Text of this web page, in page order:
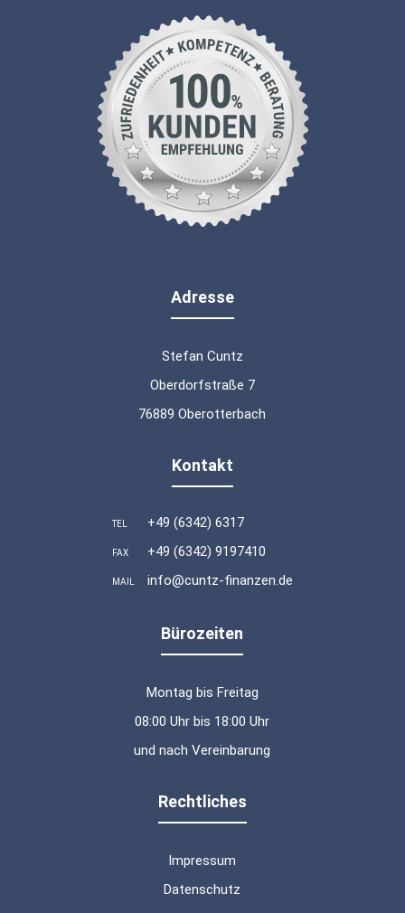
Adresse
Stefan Cuntz
Oberdorfstraße 7
76889 Oberotterbach
Kontakt
TEL +49 (6342) 6317
FAX +49 (6342) 9197410
MAIL info@cuntz-finanzen.de
Bürozeiten
Montag bis Freitag
08:00 Uhr bis 18:00 Uhr
und nach Vereinbarung
Rechtliches
Impressum
Datenschutz